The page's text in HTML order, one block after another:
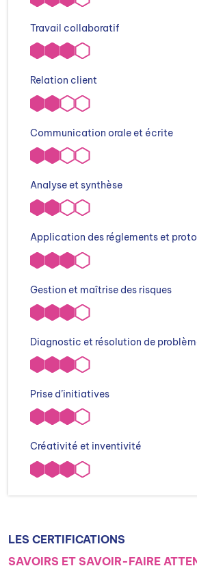
Travail collaboratif
Relation client
Communication orale et écrite
Analyse et synthèse
Application des réglements et
Gestion et maîtrise des risques
Diagnostic et résolution de
Prise d’initiatives
Créativité et inventivité
LES CERTIFICATIONS
SAVOIRS ET SAVOIR-FAIRE